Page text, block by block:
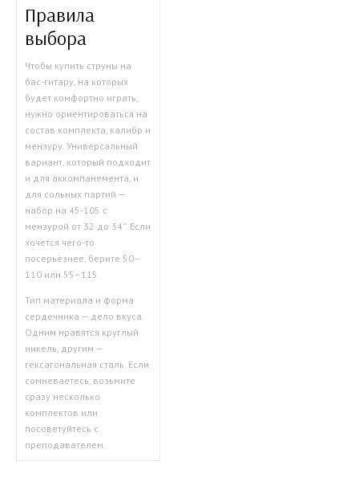
Правила
выбора
Чтобы купить струны на
бас-гитару, на которых
будет комфортно играть,
нужно ориентироваться на
состав комплекта, калибр и
мензуру. Универсальный
вариант, который подходит
и для аккомпанемента, и
для сольных партий —
набор на 45-105 с
мензурой от 32 до 34”. Если
хочется чего-то
посерьёзнее, берите 50–
110 или 55–115.
Тип материала и форма
сердечника — дело вкуса.
Одним нравятся круглый
никель, другим —
гексагональная сталь. Если
сомневаетесь, возьмите
сразу несколько
комплектов или
посоветуйтесь с
преподавателем.